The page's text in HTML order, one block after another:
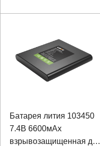
Батарея лития 103450
7.4В 6600мАх
взрывозащищенная для